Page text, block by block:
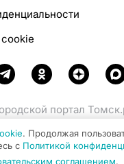
портал
развития,
Федерации.
. Продолжая
с Политикой
соглашением.